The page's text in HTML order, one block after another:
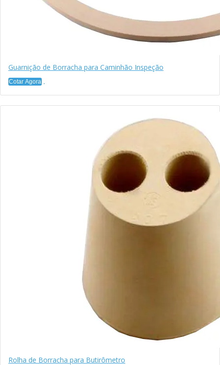
Guarnição de Borracha para Caminhão Inspeção
Cotar Agora
Rolha de Borracha para Butirômetro